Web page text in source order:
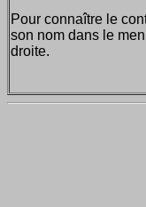
Pour connaître le
son nom dans le
droite.